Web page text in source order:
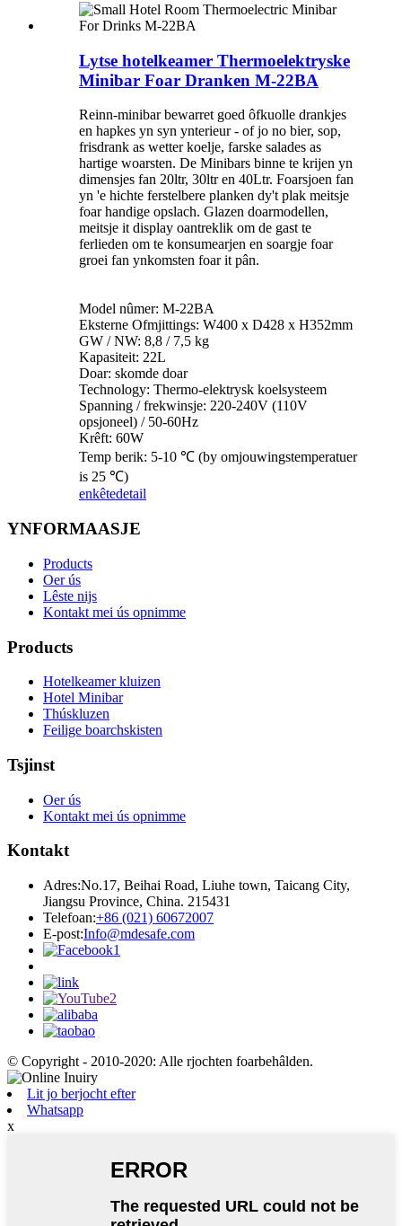
Lytse hotelkeamer Thermoelektryske
Minibar Foar Dranken M-22BA
Reinn-minibar bewarret goed ôfkuolle drankjes
en hapkes yn syn ynterieur - of jo no bier, sop,
frisdrank as wetter koelje, farske salades as
hartige woarsten. De Minibars binne te krijen yn
dimensjes fan 20ltr, 30ltr en 40Ltr. Foarsjoen fan
yn 'e hichte ferstelbere planken dy't plak meitsje
foar handige opslach. Glazen doarmodellen,
meitsje it display oantreklik om de gast te
ferlieden om te konsumearjen en soargje foar
groei fan ynkomsten foar it pân.
Model nûmer: M-22BA
Eksterne Ofmjittings: W400 x D428 x H352mm
GW / NW: 8,8 / 7,5 kg
Kapasiteit: 22L
Doar: skomde doar
Technology: Thermo-elektrysk koelsysteem
Spanning / frekwinsje: 220-240V (110V
opsjoneel) / 50-60Hz
Krêft: 60W
Temp berik: 5-10 ℃ (by omjouwingstemperatuer
is 25 ℃)
enkêtedetail
YNFORMAASJE
Products
Oer ús
Lêste nijs
Kontakt mei ús opnimme
Products
Hotelkeamer kluizen
Hotel Minibar
Thúskluzen
Feilige boarchskisten
Tsjinst
Oer ús
Kontakt mei ús opnimme
Kontakt
Adres:No.17, Beihai Road, Liuhe town, Taicang City,
Jiangsu Province, China. 215431
Telefoan:+86 (021) 60672007
E-post:Info@mdesafe.com
© Copyright - 2010-2020: Alle rjochten foarbehâlden.
Lit jo berjocht efter
Whatsapp
x